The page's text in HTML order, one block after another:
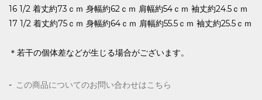
16 1/2 着丈約73ｃｍ 身幅約62ｃｍ 肩幅約54ｃｍ 袖丈約24.5ｃｍ
17 1/2 着丈約75ｃｍ 身幅約64ｃｍ 肩幅約55.5ｃｍ 袖丈約25.5ｃｍ
＊若干の個体差などが生じる場合がございます。
この商品についてのお問い合わせはこちら